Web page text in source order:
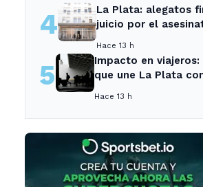
4
La Plata: alegatos
juicio por el
Hace 13 h
5
Impacto en viajeros:
que une La Plata
Hace 13 h